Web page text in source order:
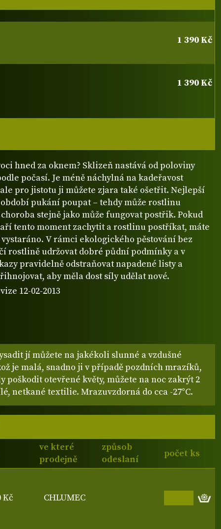
hned za oknem? Sklizeň nastává od poloviny
počasí. Je méně náchylná na kadeřavost
pro jistotu ji můžete zjara také ošetřit. Nejlepší
pukání poupat – tehdy může rostlinu
stejně jako může fungovat postřik. Pokud
tento moment zachytit a rostlinu postříkat, máte
V rámci ekologického pěstování bez
rostlině udržovat dobré půdní podmínky a v
pravidelně odstraňovat napadené listy a
aby měla dost síly udělat nové.
12-02-2013
jí můžete na jakékoli slunné a vzdušné
je malá, snadno ji v případě pozdních mrazíků,
poškodit otevřené květy, můžete na noc zakrýt 2
netkané textilie. Mrazuvzdorná do cca -27°C.
ve které
prodejně
způsob
odeslaní
počet ks
Kč CHLUMEC
1 390 Kč
1 390 Kč